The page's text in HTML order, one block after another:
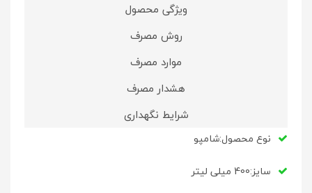
ویژگی محصول
روش مصرف
موارد مصرف
هشدار مصرف
شرایط نگهداری
نوع محصول:شامپو
سایز:400 میلی لیتر